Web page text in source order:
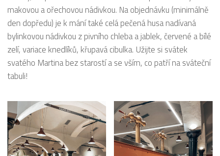
makovou a ořechovou nádivkou. Na objednávku (minimálně
den dopředu) je k mání také celá pečená husa nadívaná
bylinkovou nádivkou z pivního chleba a jablek, červené a bílé
zelí, variace knedlíků, křupavá cibulka. Užijte si svátek
svatého Martina bez starostí a se vším, co patří na sváteční
tabuli!